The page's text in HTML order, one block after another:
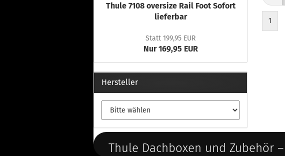
1
Thule 7108 oversize Rail Foot Sofort
lieferbar
Statt 199,95 EUR
Nur 169,95 EUR
Hersteller
Thule Dachboxen und Zubehör